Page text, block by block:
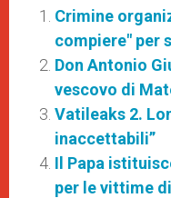
Crimine
compiere" per
Don Antonio
vescovo di
Vatileaks 2.
inaccettabili”
Il Papa
per le vittime